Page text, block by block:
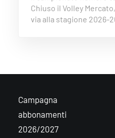
Chiuso il Volley
via alla stagione 2026-
Campagna
abbonamenti
2026/2027